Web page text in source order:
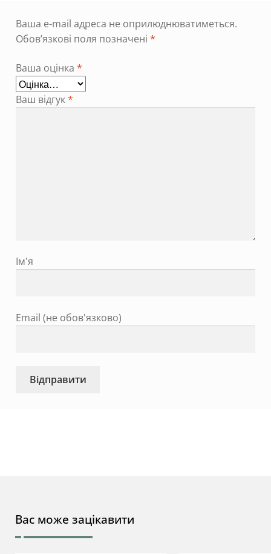
Ваша e-mail адреса не оприлюднюватиметься.
Обов’язкові поля позначені *
Ваша оцінка *
Ваш відгук*
Ім'я
Email (не обов'язково)
Вас може зацікавити